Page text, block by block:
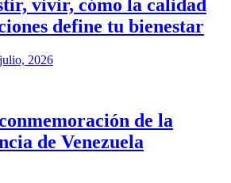
vivir, cómo la calidad
define tu bienestar
2026
de la
de Venezuela